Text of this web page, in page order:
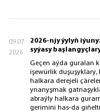
09.07
2026
2026-njy ýylyň
syýasy
Geçen aýda guralan
işewürlik
halkara derejeli
ynanyşmak
abraýly halkara
gerimini has-da